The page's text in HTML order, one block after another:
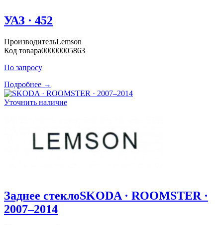
УАЗ · 452
ПроизводительLemson
Код товара00000005863
По запросу
Подробнее →
Уточнить наличие
Заднее стеклоSKODA · ROOMSTER ·
2007–2014